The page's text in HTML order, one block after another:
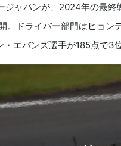
ャパンが、2024年の最
。ドライバー部門はヒョ
エバンズ選手が185点で3